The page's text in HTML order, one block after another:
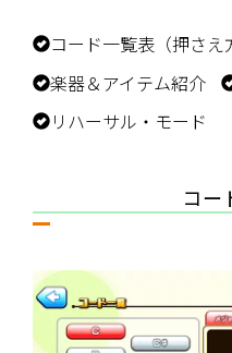
コード一覧表（押さえ
楽器＆アイテム紹介
リハーサル・モード
コー